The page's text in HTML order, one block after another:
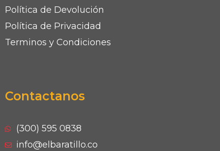
Política de Devolución
Política de Privacidad
Terminos y Condiciones
Contactanos
(300) 595 0838
info@elbaratillo.co